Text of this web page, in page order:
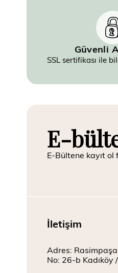
Güvenli
SSL sertifikası ile
E-
E-Bültene kayıt ol
İletişim
Adres:
No: 26-b Kadıköy